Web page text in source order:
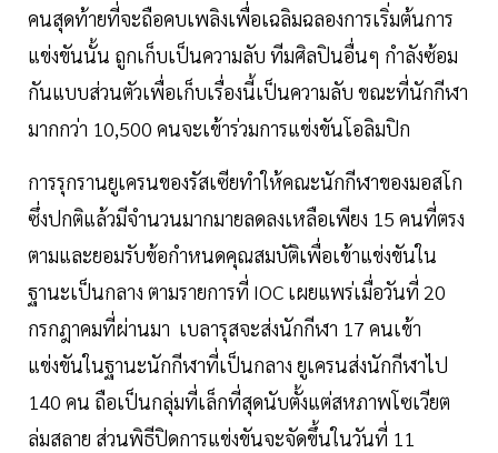
คนสุดท้ายที่จะถือคบเพลิงเพื่อเฉลิมฉลองการเริ่มต้นการ
แข่งขันนั้น ถูกเก็บเป็นความลับ ทีมศิลปินอื่นๆ กำลังซ้อม
กันแบบส่วนตัวเพื่อเก็บเรื่องนี้เป็นความลับ ขณะที่นักกีฬา
มากกว่า 10,500 คนจะเข้าร่วมการแข่งขันโอลิมปิก
การรุกรานยูเครนของรัสเซียทำให้คณะนักกีฬาของมอสโก
ซึ่งปกติแล้วมีจำนวนมากมายลดลงเหลือเพียง 15 คนที่ตรง
ตามและยอมรับข้อกำหนดคุณสมบัติเพื่อเข้าแข่งขันใน
ฐานะเป็นกลาง ตามรายการที่ IOC เผยแพร่เมื่อวันที่ 20
กรกฎาคมที่ผ่านมา เบลารุสจะส่งนักกีฬา 17 คนเข้า
แข่งขันในฐานะนักกีฬาที่เป็นกลาง ยูเครนส่งนักกีฬาไป
140 คน ถือเป็นกลุ่มที่เล็กที่สุดนับตั้งแต่สหภาพโซเวียต
ล่มสลาย ส่วนพิธีปิดการแข่งขันจะจัดขึ้นในวันที่ 11